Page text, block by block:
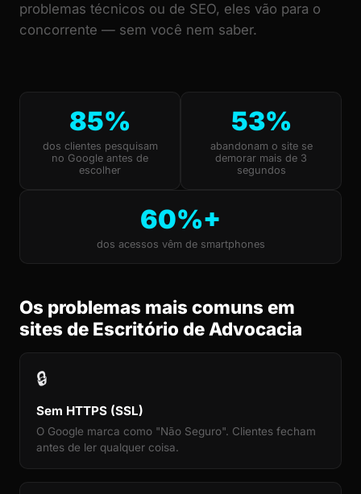
problemas técnicos ou de SEO, eles vão para o
concorrente — sem você nem saber.
85%
dos clientes pesquisam
no Google antes de
escolher
53%
abandonam o site se
demorar mais de 3
segundos
60%+
dos acessos vêm de smartphones
Os problemas mais comuns em
sites de Escritório de Advocacia
🔒
Sem HTTPS (SSL)
O Google marca como "Não Seguro". Clientes fecham
antes de ler qualquer coisa.